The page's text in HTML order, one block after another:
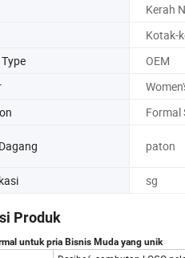
Kerah
Kotak-
OEM
Formal
paton
sg
Produk
untuk pria Bisnis Muda yang unik